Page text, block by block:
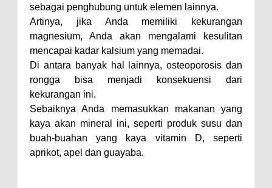
sebagai penghubung untuk elemen lainnya.
Artinya, jika Anda memiliki kekurangan
magnesium, Anda akan mengalami kesulitan
mencapai kadar kalsium yang memadai.
Di antara banyak hal lainnya, osteoporosis dan
rongga bisa menjadi konsekuensi dari
kekurangan ini.
Sebaiknya Anda memasukkan makanan yang
kaya akan mineral ini, seperti produk susu dan
buah-buahan yang kaya vitamin D, seperti
aprikot, apel dan guayaba.